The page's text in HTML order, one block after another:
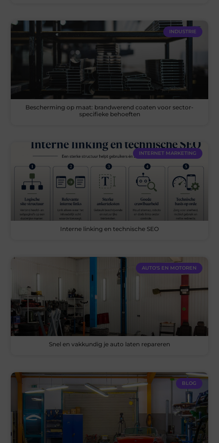
INDUSTRIE
Bescherming op maat: brandwerend coaten voor sector-
specifieke behoeften
INTERNET MARKETING
Interne linking en technische SEO
AUTO'S EN MOTOREN
Snel en vakkundig je auto laten repareren
BLOG